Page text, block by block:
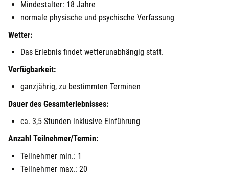
Mindestalter: 18 Jahre
normale physische und psychische Verfassung
Wetter:
Das Erlebnis findet wetterunabhängig statt.
Verfügbarkeit:
ganzjährig, zu bestimmten Terminen
Dauer des Gesamterlebnisses:
ca. 3,5 Stunden inklusive Einführung
Anzahl Teilnehmer/Termin:
Teilnehmer min.: 1
Teilnehmer max.: 20